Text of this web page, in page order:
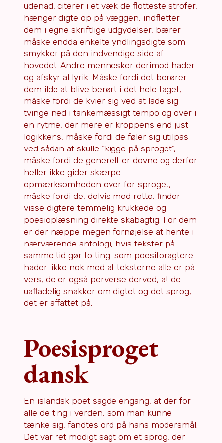
udenad, citerer i et væk de flotteste strofer,
hænger digte op på væggen, indfletter
dem i egne skriftlige udgydelser, bærer
måske endda enkelte yndlingsdigte som
smykker på den indvendige side af
hovedet. Andre mennesker derimod hader
og afskyr al lyrik. Måske fordi det berører
dem ilde at blive berørt i det hele taget,
måske fordi de kvier sig ved at lade sig
tvinge ned i tankemæssigt tempo og over i
en rytme, der mere er kroppens end just
logikkens, måske fordi de føler sig utilpas
ved sådan at skulle “kigge på sproget”,
måske fordi de generelt er dovne og derfor
heller ikke gider skærpe
opmærksomheden over for sproget,
måske fordi de, delvis med rette, finder
visse digtere temmelig krukkede og
poesioplæsning direkte skabagtig. For dem
er der næppe megen fornøjelse at hente i
nærværende antologi, hvis tekster på
samme tid gør to ting, som poesiforagtere
hader: ikke nok med at teksterne alle er på
vers, de er også perverse derved, at de
uafladelig snakker om digtet og det sprog,
det er affattet på.
Poesisproget
dansk
En islandsk poet sagde engang, at der for
alle de ting i verden, som man kunne
tænke sig, fandtes ord på hans modersmål.
Det var ret modigt sagt om et sprog, der